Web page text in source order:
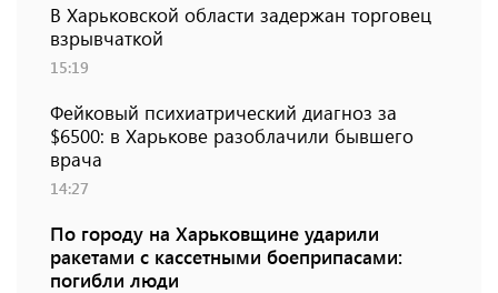
В Харьковской области задержан торговец
взрывчаткой
15:19
Фейковый психиатрический диагноз за
$6500: в Харькове разоблачили бывшего
врача
14:27
По городу на Харьковщине ударили
ракетами с кассетными боеприпасами:
погибли люди